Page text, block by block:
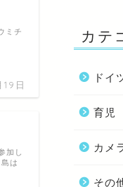
日
ミチ
加し
は
カテ
ドイ
育児
カメ
その